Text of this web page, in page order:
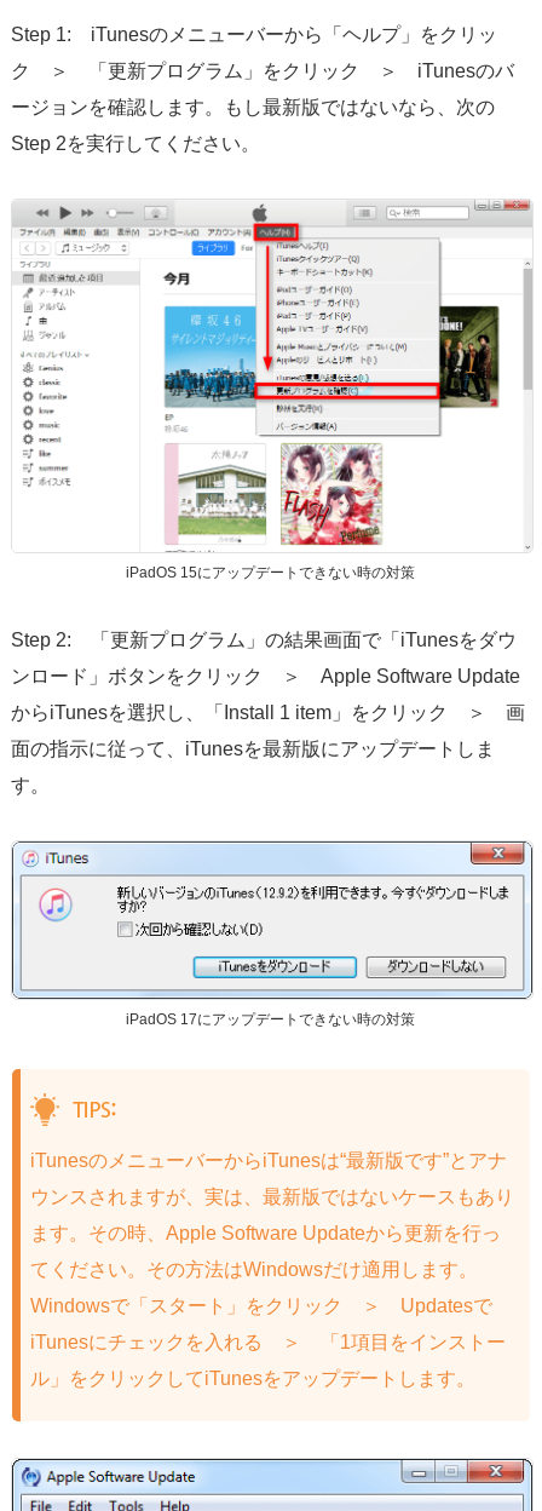
Step 1: iTunesのメニューバーから「ヘルプ」をクリッ
ク ＞ 「更新プログラム」をクリック ＞ iTunesのバ
ージョンを確認します。もし最新版ではないなら、次の
Step 2を実行してください。
iPadOS 15にアップデートできない時の対策
Step 2: 「更新プログラム」の結果画面で「iTunesをダウ
ンロード」ボタンをクリック ＞ Apple Software Update
からiTunesを選択し、「Install 1 item」をクリック ＞ 画
面の指示に従って、iTunesを最新版にアップデートしま
す。
iPadOS 17にアップデートできない時の対策
iTunesのメニューバーからiTunesは“最新版です”とアナ
ウンスされますが、実は、最新版ではないケースもあり
ます。その時、Apple Software Updateから更新を行っ
てください。その方法はWindowsだけ適用します。
Windowsで「スタート」をクリック ＞ Updatesで
iTunesにチェックを入れる ＞ 「1項目をインストー
ル」をクリックしてiTunesをアップデートします。